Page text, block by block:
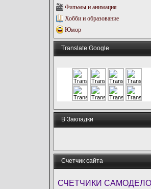
Фильмы и анимация
Хобби и образование
Юмор
Translate Google
В Закладки
Счетчик сайта
СЧЕТЧИКИ